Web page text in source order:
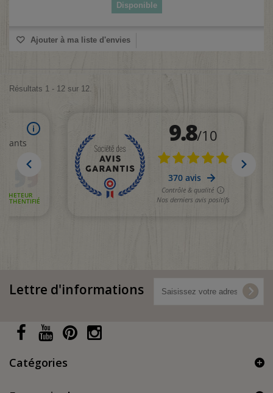
Disponible
Ajouter à ma liste d'envies
Résultats 1 - 12 sur 12.
Lettre d'informations
Catégories